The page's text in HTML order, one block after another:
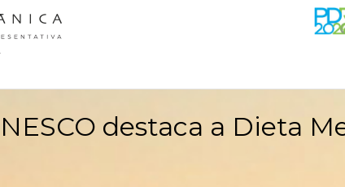
destaca a Dieta